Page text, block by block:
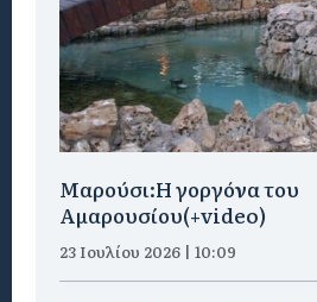
Μαρούσι:H γοργόνα του
Αμαρουσίου(+video)
23 Ιουλίου 2026 | 10:09